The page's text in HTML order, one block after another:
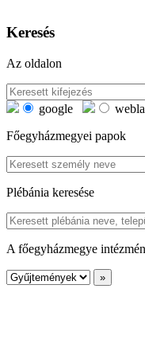
Keresés
Az oldalon
google
Főegyházmegyei papok
Plébánia keresése
A főegyházmegye